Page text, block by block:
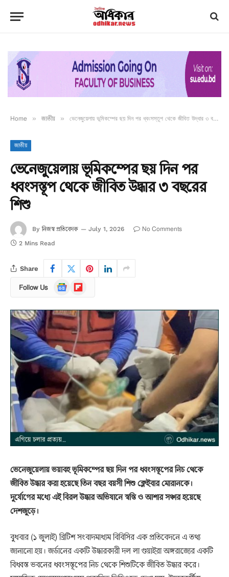
Home » জাতীয় » ভেনেজুয়েলায় ভূমিকম্পের ছয় দিন পর ধ্বংসস্তূপ থেকে জীবিত উদ্ধার ৩ বছরের শিশু
জাতীয়
ভেনেজুয়েলায় ভূমিকম্পের ছয় দিন পর
ধ্বংসস্তূপ থেকে জীবিত উদ্ধার ৩ বছরের
শিশু
By নিজস্ব প্রতিবেদক July 1, 2026 No Comments
2 Mins Read
Share
Follow Us
Google
News
Flipboard
ভেনেজুয়েলায় ভয়াবহ ভূমিকম্পের ছয় দিন পর ধ্বংসস্তূপের নিচ থেকে
জীবিত উদ্ধার করা হয়েছে তিন বছর বয়সী শিশু ক্লেইবার মোরানকে।
দুর্যোগের মধ্যে এই বিরল উদ্ধার অভিযানে স্বস্তি ও আশার সঞ্চার হয়েছে
দেশজুড়ে।
বুধবার (১ জুলাই) ব্রিটিশ সংবাদমাধ্যম বিবিসির এক প্রতিবেদনে এ তথ্য
জানানো হয়। জর্ডানের একটি উদ্ধারকারী দল লা গুয়াইরা অঙ্গরাজ্যের একটি
বিধ্বস্ত ভবনের ধ্বংসস্তূপের নিচ থেকে শিশুটিকে জীবিত উদ্ধার করে।